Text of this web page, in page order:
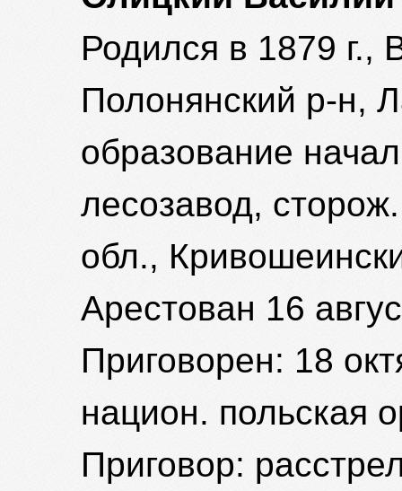
Родился в 1879 г.,
Полонянский р-н,
образование
лесозавод,
обл.,
Арестован 16
Приговорен: 18
национ. польская
Приговор: